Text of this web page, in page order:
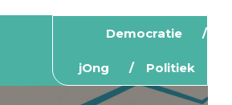
Democratie
jOng Politiek